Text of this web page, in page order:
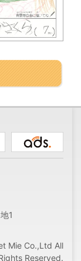
1
Mie Co.,Ltd All
Reserved.